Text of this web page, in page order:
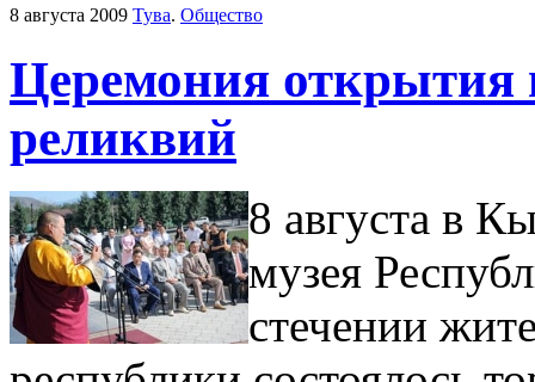
8 августа 2009 Тува. Общество
Церемония открытия
реликвий
8 августа в
музея
стечении